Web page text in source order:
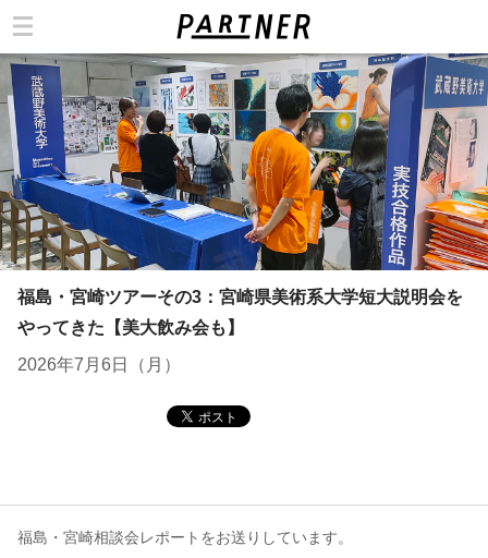
福島・宮崎ツアーその3：宮崎県美術系大学短大説明会を
やってきた【美大飲み会も】
2026年7月6日（月）
福島・宮崎相談会レポートをお送りしています。
カテゴリ
コンテンツ